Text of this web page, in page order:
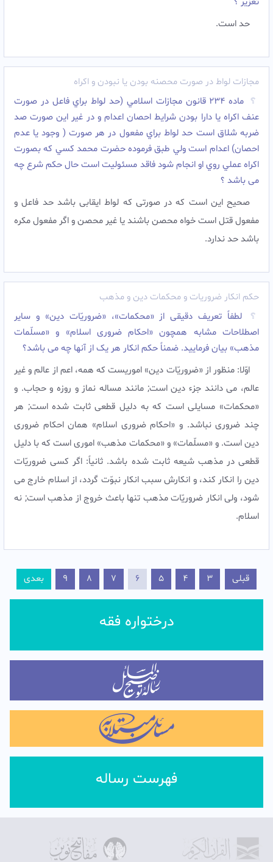
حد است.‌
مجازات لواط در صورت محصنه بودن یا نبودن و اکراه
ماده ٢٣٤ قانون مجازات اسلامي (حد لواط براي فاعل در صورت
عنف اکراه يا دارا بودن شرايط احصان اعدام و در غير اين صورت صد
ضربه شلاق است حد لواط براي مفعول در هر صورت ( وجود يا عدم
احصان) اعدام است ولي طبق فرموده حضرت محمد كسي كه بصورت
اكراه عملي روي او انجام شود فاقد مسئوليت است حال حکم شرع چه
می باشد ؟
صحیح این است که در صورتی که لواط ایقابی باشد حد فاعل و
مفعول قتل است خواه محصن باشند یا غیر محصن و اگر مفعول مکره
باشد حد ندارد.
حکم انکار ضروریات و محکمات دین و مذهب
لطفاً تعریف دقیقى از «محکمات»، «ضروریّات دین» و سایر
اصطلاحات مشابه همچون «احکام ضرورى اسلام» و «مسلّمات
مذهب» بیان فرمایید. ضمناً حکم انکار هر یک از آنها چه مى باشد؟
اوّلا: منظور از «ضروریّات دین» اموریست که همه، اعم از عالم و غیر
عالم، مى دانند جزء دین است; مانند مساله نماز و روزه و حجاب. و
«محکمات» مسایلى است که به دلیل قطعى ثابت شده است; هر
چند ضرورى نباشد. و «احکام ضرورى اسلام» همان احکام ضرورى
دین است. و «مسلّمات» و «محکمات مذهب» امورى است که با دلیل
قطعى در مذهب شیعه ثابت شده باشد. ثانیاً: اگر کسى ضروریّات
دین را انکار کند، و انکارش سبب انکار نبوّت گردد، از اسلام خارج مى
شود، ولى انکار ضروریّات مذهب تنها باعث خروج از مذهب است; نه
اسلام.‌
قبلی 3
4
5
6
7
8
9 بعدی
درختواره فقه
فهرست رساله